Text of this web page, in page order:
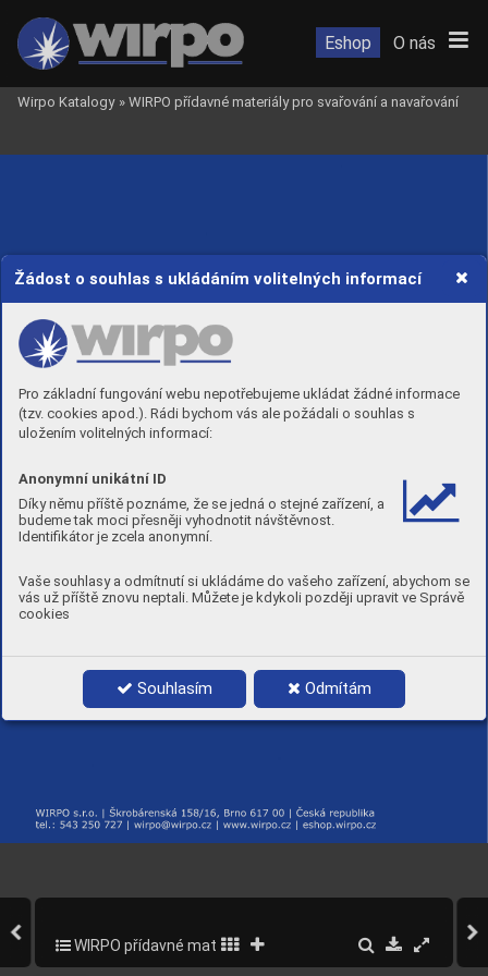
Žádost o souhlas s ukládáním volitelných informací
Pro základní fungování webu nepotřebujeme ukládat žádné informace
(tzv. cookies apod.). Rádi bychom vás ale požádali o souhlas s
uložením volitelných informací:
Anonymní unikátní ID
Díky němu příště poznáme, že se jedná o stejné zařízení, a
budeme tak moci přesněji vyhodnotit návštěvnost.
Identifikátor je zcela anonymní.
Vaše souhlasy a odmítnutí si ukládáme do vašeho zařízení, abychom se
vás už příště znovu neptali. Můžete je kdykoli později upravit ve Správě
cookies
Souhlasím Odmítám
Eshop O nás
Wirpo Katalogy » WIRPO přídavné materiály pro svařování a navařování
WIRPO přídavné materiály pro svařování a navařování 39